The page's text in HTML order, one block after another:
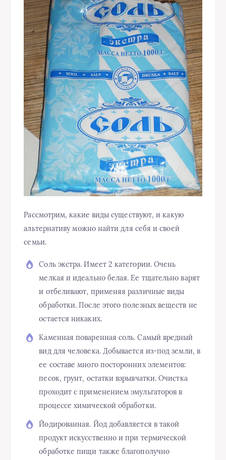
Рассмотрим, какие виды существуют, и какую
альтернативу можно найти для себя и своей
семьи.
Соль экстра. Имеет 2 категории. Очень
мелкая и идеально белая. Ее тщательно варят
и отбеливают, применяя различные виды
обработки. После этого полезных веществ не
остается никаких.
Каменная поваренная соль. Самый вредный
вид для человека. Добывается из-под земли, в
ее составе много посторонних элементов:
песок, грунт, остатки взрывчатки. Очистка
проходит с применением эмульгаторов в
процессе химической обработки.
Йодированная. Йод добавляется в такой
продукт искусственно и при термической
обработке пищи также благополучно